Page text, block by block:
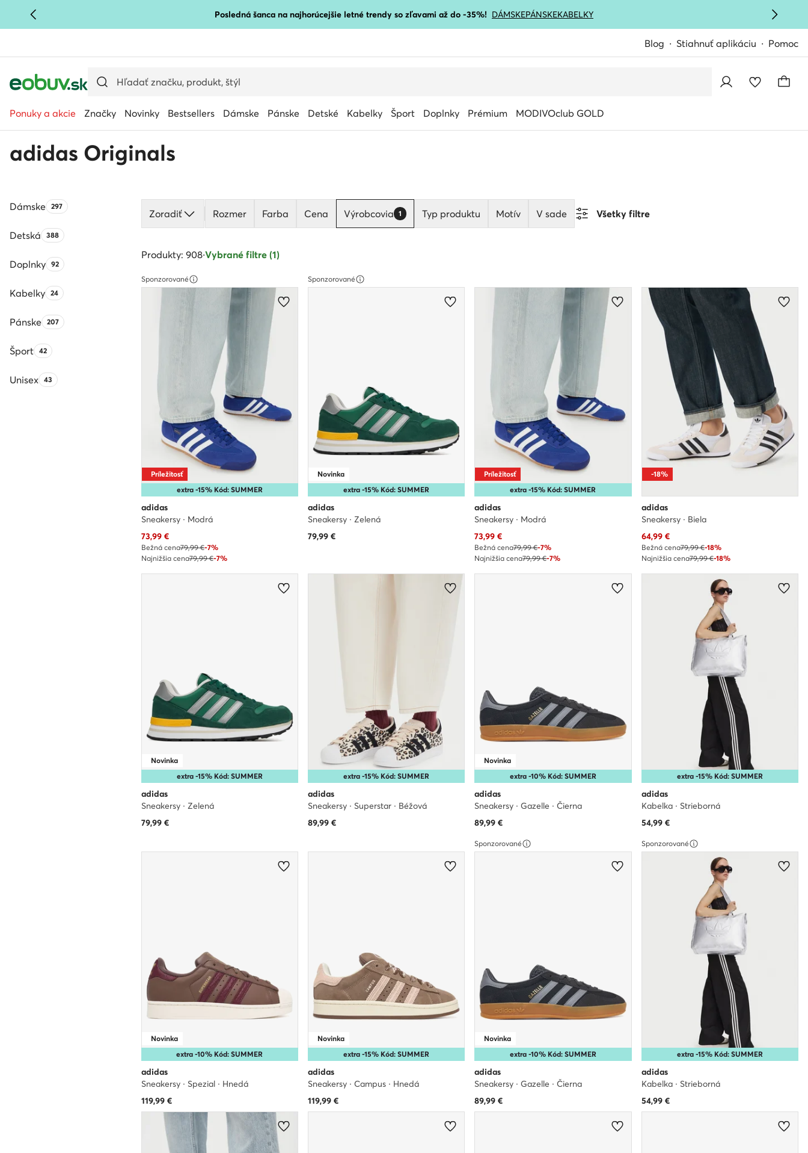
PREJSŤ NA HLAVNÝ OBSAH Posledná šanca na najhorúcejšie letné trendy so zľavami až do -35%! DÁMSKEPÁNSKEKABELKY
Blog Stiahnuť aplikáciu Pomoc
Ponuky a akcie Značky Novinky Bestsellers Dámske Pánske Detské Kabelky Šport Doplnky Prémium MODIVOclub GOLD
adidas Originals
DámskePočet produktov:
297
DetskáPočet produktov:
388
DoplnkyPočet produktov:
92
KabelkyPočet produktov:
24
PánskePočet produktov:
207
ŠportPočet produktov:
42
UnisexPočet produktov:
43
Zoradiť Rozmer Farba Cena Výrobcovia 1 Typ produktu Motív V sade Všetky filtre
Produkty: 908·Vybrané filtre (1)
Sponzorované
extra -15% Kód: SUMMER
Príležitosť
adidas
Sneakersy · Modrá
Aktuálna cena
73,99€
Bežná cena79,99 €-7%
Najnižšia cena79,99 €-7%
Sponzorované
extra -15% Kód: SUMMER
Novinka
adidas
Sneakersy · Zelená
79,99€
extra -15% Kód: SUMMER
Príležitosť
adidas
Sneakersy · Modrá
Aktuálna cena
73,99 €
Bežná cena79,99 €-7%
Najnižšia cena79,99 €-7%
-18%
adidas
Sneakersy · Biela
Aktuálna cena
64,99€
Bežná cena79,99 €-18%
Najnižšia cena79,99 €-18%
extra -15% Kód: SUMMER
Novinka
adidas
Sneakersy · Zelená
79,99€
extra -15% Kód: SUMMER
adidas
Sneakersy · Superstar · Béžová
89,99€
extra -10% Kód: SUMMER
Novinka
adidas
Sneakersy · Gazelle · Čierna
89,99 €
extra -15% Kód: SUMMER
adidas
Kabelka · Strieborná
54,99€
extra -10% Kód: SUMMER
Novinka
adidas
Sneakersy · Spezial · Hnedá
119,99€
extra -15% Kód: SUMMER
Novinka
adidas
Sneakersy · Campus · Hnedá
119,99€
Sponzorované
extra -10% Kód: SUMMER
Novinka
adidas
Sneakersy · Gazelle · Čierna
89,99 €
Sponzorované
extra -15% Kód: SUMMER
adidas
Kabelka · Strieborná
54,99€